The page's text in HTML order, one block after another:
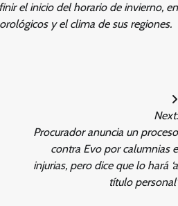
el inicio del horario de invierno, en
y el clima de sus regiones.
Next:
Procurador anuncia un proceso
contra Evo por calumnias e
injurias, pero dice que lo hará ‘a
título personal’